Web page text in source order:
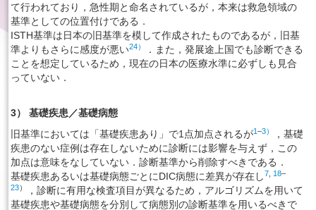
て行われており，急性期と命名されているが，本来は救急領域の
基準としての位置付けである．
ISTH基準は日本の旧基準を模して作成されたものであるが，旧基
準よりもさらに感度が悪い24）
．また，発展途上国でも診断できる
ことを想定しているため，現在の日本の医療水準に必ずしも見合
っていない．
3） 基礎疾患／基礎病態
旧基準においては「基礎疾患あり」で1点加点されるが1–3）
，基礎
疾患のない症例は存在しないために診断には影響を与えず，この
加点は意味をなしていない．診断基準から削除すべきである．
基礎疾患あるいは基礎病態ごとにDIC病態に差異が存在し7 18–
23）
，診断に有用な検査項目が異なるため，アルゴリズムを用いて
基礎疾患や基礎病態を分別して病態別の診断基準を用いるべきで